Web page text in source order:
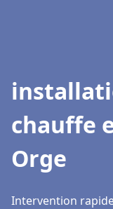
chauffe
Orge
Intervention